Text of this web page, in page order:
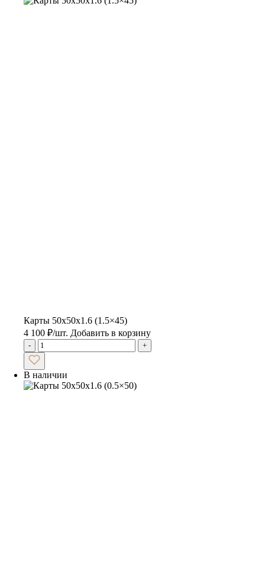
Карты 50x50x1.6 (1.5×45)
4 100 ₽/шт. Добавить в корзину
- +
В наличии